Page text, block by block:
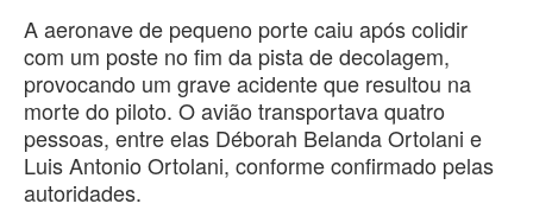
A aeronave de pequeno porte caiu após colidir
com um poste no fim da pista de decolagem,
provocando um grave acidente que resultou na
morte do piloto. O avião transportava quatro
pessoas, entre elas Déborah Belanda Ortolani e
Luis Antonio Ortolani, conforme confirmado pelas
autoridades.